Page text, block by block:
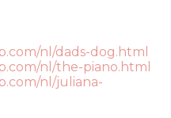
nl/dads-dog.html
nl/the-piano.html
nl/juliana-